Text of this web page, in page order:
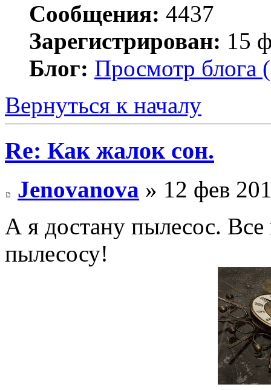
Сообщения: 4437
Зарегистрирован: 15
Блог: Просмотр блога
Вернуться к началу
Re: Как жалок сон.
Jenovanova » 12 фев
А я достану пылесос.
пылесосу!